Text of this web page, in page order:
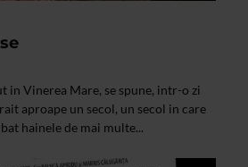
in Vinerea Mare, se spune, intr-o zi
aproape un secol, un secol in care
hainele de mai multe...